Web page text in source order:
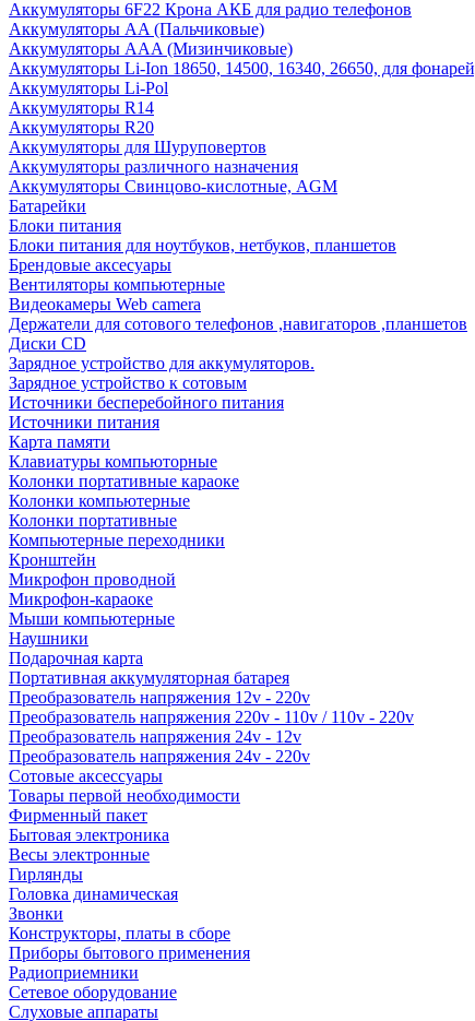
Аккумуляторы 6F22 Крона АКБ для радио телефонов
Аккумуляторы AA (Пальчиковые)
Аккумуляторы AAA (Мизинчиковые)
Аккумуляторы Li-Ion 18650, 14500, 16340, 26650, для
Аккумуляторы Li-Pol
Аккумуляторы R14
Аккумуляторы R20
Аккумуляторы для Шуруповертов
Аккумуляторы различного назначения
Аккумуляторы Свинцово-кислотные, AGM
Батарейки
Блоки питания
Блоки питания для ноутбуков, нетбуков, планшетов
Брендовые аксесуары
Вентиляторы компьютерные
Видеокамеры Web camera
Держатели для сотового телефонов ,навигаторов ,планшетов
Диски CD
Зарядное устройство для аккумуляторов.
Зарядное устройство к сотовым
Источники бесперебойного питания
Источники питания
Карта памяти
Клавиатуры компьюторные
Колонки портативные караоке
Колонки компьютерные
Колонки портативные
Компьютерные переходники
Кронштейн
Микрофон проводной
Микрофон-караоке
Мыши компьютерные
Наушники
Подарочная карта
Портативная аккумуляторная батарея
Преобразователь напряжения 12v - 220v
Преобразователь напряжения 220v - 110v / 110v - 220v
Преобразователь напряжения 24v - 12v
Преобразователь напряжения 24v - 220v
Сотовые аксессуары
Товары первой необходимости
Фирменный пакет
Бытовая электроника
Весы электронные
Гирлянды
Головка динамическая
Звонки
Конструкторы, платы в сборе
Приборы бытового применения
Радиоприемники
Сетевое оборудование
Слуховые аппараты